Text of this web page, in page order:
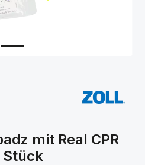
mit Real CPR
Stück